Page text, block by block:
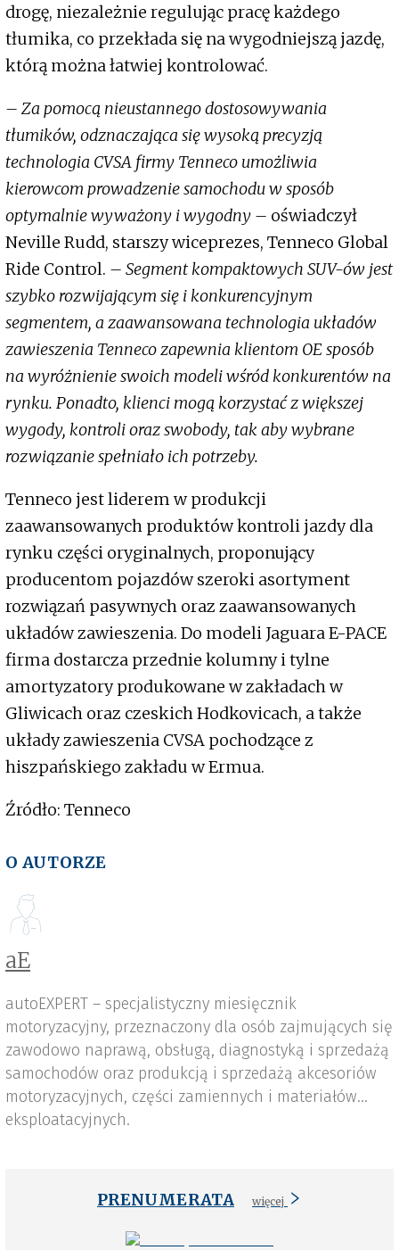
drogę, niezależnie regulując pracę każdego
tłumika, co przekłada się na wygodniejszą jazdę,
którą można łatwiej kontrolować.
– Za pomocą nieustannego dostosowywania
tłumików, odznaczająca się wysoką precyzją
technologia CVSA firmy Tenneco umożliwia
kierowcom prowadzenie samochodu w sposób
optymalnie wyważony i wygodny – oświadczył
Neville Rudd, starszy wiceprezes, Tenneco Global
Ride Control. – Segment kompaktowych SUV-ów jest
szybko rozwijającym się i konkurencyjnym
segmentem, a zaawansowana technologia układów
zawieszenia Tenneco zapewnia klientom OE sposób
na wyróżnienie swoich modeli wśród konkurentów na
rynku. Ponadto, klienci mogą korzystać z większej
wygody, kontroli oraz swobody, tak aby wybrane
rozwiązanie spełniało ich potrzeby.
Tenneco jest liderem w produkcji
zaawansowanych produktów kontroli jazdy dla
rynku części oryginalnych, proponujący
producentom pojazdów szeroki asortyment
rozwiązań pasywnych oraz zaawansowanych
układów zawieszenia. Do modeli Jaguara E-PACE
firma dostarcza przednie kolumny i tylne
amortyzatory produkowane w zakładach w
Gliwicach oraz czeskich Hodkovicach, a także
układy zawieszenia CVSA pochodzące z
hiszpańskiego zakładu w Ermua.
Źródło: Tenneco
O AUTORZE
aE
autoEXPERT – specjalistyczny miesięcznik
motoryzacyjny, przeznaczony dla osób zajmujących się
zawodowo naprawą, obsługą, diagnostyką i sprzedażą
samochodów oraz produkcją i sprzedażą akcesoriów
motoryzacyjnych, części zamiennych i materiałów
eksploatacyjnych.
PRENUMERATA więcej